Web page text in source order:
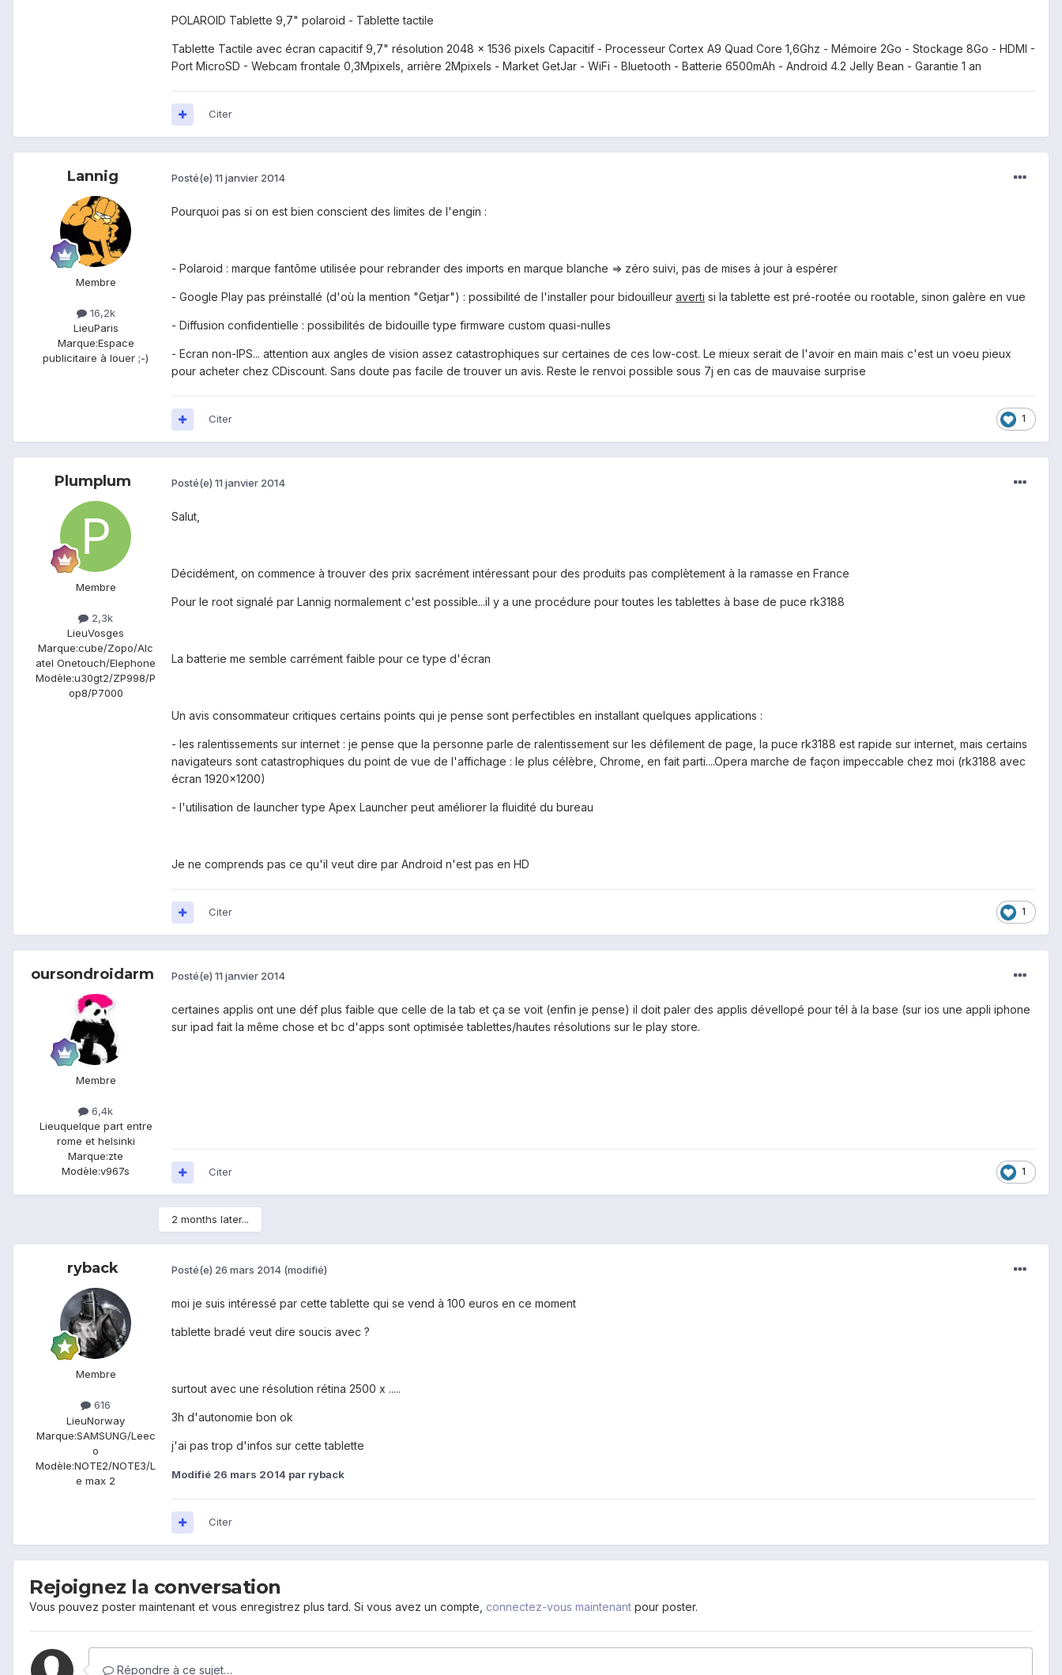
POLAROID Tablette 9,7" polaroid - Tablette tactile
Tablette Tactile avec écran capacitif 9,7" résolution 2048 x 1536 pixels Capacitif - Processeur Cortex A9 Quad Core 1,6Ghz - Mémoire 2Go - Stockage 8Go - HDMI -
Port MicroSD - Webcam frontale 0,3Mpixels, arrière 2Mpixels - Market GetJar - WiFi - Bluetooth - Batterie 6500mAh - Android 4.2 Jelly Bean - Garantie 1 an
Citer
Lannig
Membre
16,2k
LieuParis
Marque:Espace
publicitaire à louer ;-)
Posté(e) 11 janvier 2014
Pourquoi pas si on est bien conscient des limites de l'engin :
- Polaroid : marque fantôme utilisée pour rebrander des imports en marque blanche => zéro suivi, pas de mises à jour à espérer
- Google Play pas préinstallé (d'où la mention "Getjar") : possibilité de l'installer pour bidouilleur averti si la tablette est pré-rootée ou rootable, sinon galère en vue
- Diffusion confidentielle : possibilités de bidouille type firmware custom quasi-nulles
- Ecran non-IPS... attention aux angles de vision assez catastrophiques sur certaines de ces low-cost. Le mieux serait de l'avoir en main mais c'est un voeu pieux
pour acheter chez CDiscount. Sans doute pas facile de trouver un avis. Reste le renvoi possible sous 7j en cas de mauvaise surprise
1
Citer
Plumplum
Membre
2,3k
LieuVosges
Marque:cube/Zopo/Alc
atel Onetouch/Elephone
Modèle:u30gt2/ZP998/P
op8/P7000
Posté(e) 11 janvier 2014
Salut,
Décidément, on commence à trouver des prix sacrément intéressant pour des produits pas complètement à la ramasse en France
Pour le root signalé par Lannig normalement c'est possible...il y a une procédure pour toutes les tablettes à base de puce rk3188
La batterie me semble carrément faible pour ce type d'écran
Un avis consommateur critiques certains points qui je pense sont perfectibles en installant quelques applications :
- les ralentissements sur internet : je pense que la personne parle de ralentissement sur les défilement de page, la puce rk3188 est rapide sur internet, mais certains
navigateurs sont catastrophiques du point de vue de l'affichage : le plus célèbre, Chrome, en fait parti....Opera marche de façon impeccable chez moi (rk3188 avec
écran 1920x1200)
- l'utilisation de launcher type Apex Launcher peut améliorer la fluidité du bureau
Je ne comprends pas ce qu'il veut dire par Android n'est pas en HD
1
Citer
oursondroidarm
Membre
6,4k
Lieuquelque part entre
rome et helsinki
Marque:zte
Modèle:v967s
Posté(e) 11 janvier 2014
certaines applis ont une déf plus faible que celle de la tab et ça se voit (enfin je pense) il doit paler des applis dévellopé pour tél à la base (sur ios une appli iphone
sur ipad fait la même chose et bc d'apps sont optimisée tablettes/hautes résolutions sur le play store.
1
Citer
2 months later...
ryback
Membre
616
LieuNorway
Marque:SAMSUNG/Leec
o
Modèle:NOTE2/NOTE3/L
e max 2
Posté(e) 26 mars 2014 (modifié)
moi je suis intéressé par cette tablette qui se vend à 100 euros en ce moment
tablette bradé veut dire soucis avec ?
surtout avec une résolution rétina 2500 x .....
3h d'autonomie bon ok
j'ai pas trop d'infos sur cette tablette
Modifié 26 mars 2014 par ryback
Citer
Rejoignez la conversation
Vous pouvez poster maintenant et vous enregistrez plus tard. Si vous avez un compte, connectez-vous maintenant pour poster.
Répondre à ce sujet…